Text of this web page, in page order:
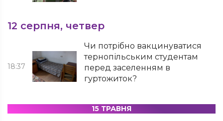
12 серпня, четвер
18:37
Чи потрібно вакцинуватися
тернопільським студентам
перед заселенням в
гуртожиток?
15 ТРАВНЯ